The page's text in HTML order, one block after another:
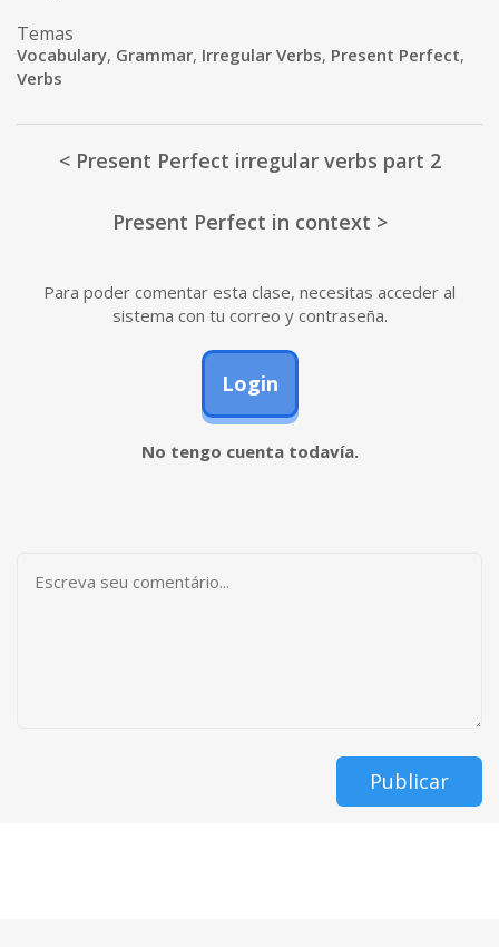
Temas
Vocabulary, Grammar, Irregular Verbs, Present Perfect,
Verbs
< Present Perfect irregular verbs part 2
Present Perfect in context >
Para poder comentar esta clase, necesitas acceder al
sistema con tu correo y contraseña.
Login
No tengo cuenta todavía.
Publicar